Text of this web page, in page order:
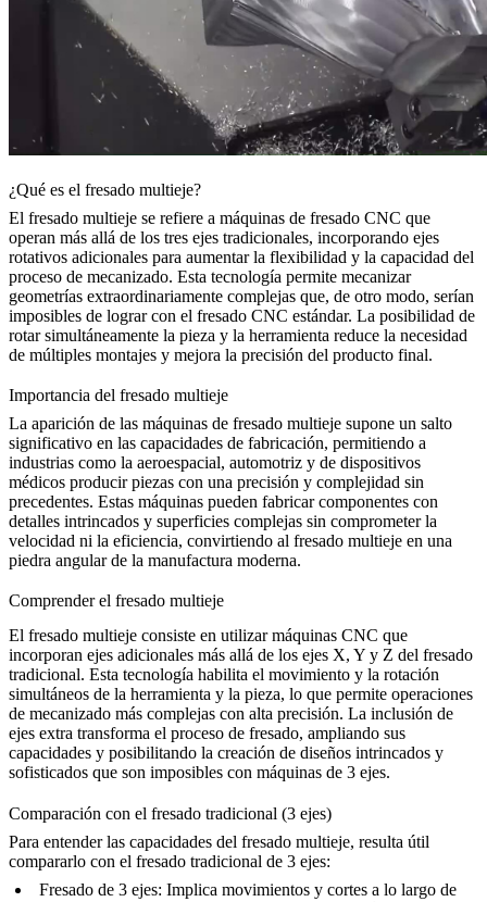
¿Qué es el fresado multieje?
El fresado multieje se refiere a máquinas de fresado CNC que
operan más allá de los tres ejes tradicionales, incorporando ejes
rotativos adicionales para aumentar la flexibilidad y la capacidad del
proceso de mecanizado. Esta tecnología permite mecanizar
geometrías extraordinariamente complejas que, de otro modo, serían
imposibles de lograr con el fresado CNC estándar. La posibilidad de
rotar simultáneamente la pieza y la herramienta reduce la necesidad
de múltiples montajes y mejora la precisión del producto final.
Importancia del fresado multieje
La aparición de las máquinas de fresado multieje supone un salto
significativo en las capacidades de fabricación, permitiendo a
industrias como la aeroespacial, automotriz y de dispositivos
médicos producir piezas con una precisión y complejidad sin
precedentes. Estas máquinas pueden fabricar componentes con
detalles intrincados y superficies complejas sin comprometer la
velocidad ni la eficiencia, convirtiendo al fresado multieje en una
piedra angular de la manufactura moderna.
Comprender el fresado multieje
El fresado multieje consiste en utilizar máquinas CNC que
incorporan ejes adicionales más allá de los ejes X, Y y Z del fresado
tradicional. Esta tecnología habilita el movimiento y la rotación
simultáneos de la herramienta y la pieza, lo que permite operaciones
de mecanizado más complejas con alta precisión. La inclusión de
ejes extra transforma el proceso de fresado, ampliando sus
capacidades y posibilitando la creación de diseños intrincados y
sofisticados que son imposibles con máquinas de 3 ejes.
Comparación con el fresado tradicional (3 ejes)
Para entender las capacidades del fresado multieje, resulta útil
compararlo con el fresado tradicional de 3 ejes:
Fresado de 3 ejes: Implica movimientos y cortes a lo largo de